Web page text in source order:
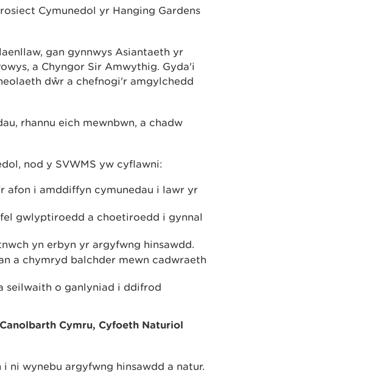
Cymunedol yr Hanging Gardens
gan gynnwys Asiantaeth yr
a Chyngor Sir Amwythig. Gyda'i
dŵr a chefnogi'r amgylchedd
rhannu eich mewnbwn, a chadw
nod y SVWMS yw cyflawni:
afon i amddiffyn cymunedau i lawr yr
gwlyptiroedd a choetiroedd i gynnal
yn erbyn yr argyfwng hinsawdd.
a chymryd balchder mewn cadwraeth
seilwaith o ganlyniad i ddifrod
Cymru, Cyfoeth Naturiol
ni wynebu argyfwng hinsawdd a natur.